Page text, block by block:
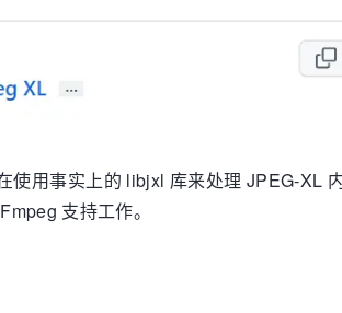
用事实上的 libjxl 库来处理 JPEG-XL
支持工作。